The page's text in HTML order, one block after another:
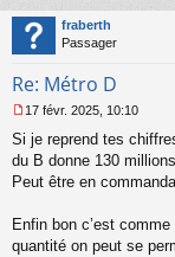
fraberth
Passager
Re: Métro D
e
s
s
e
n
17 févr. 2025, 10:10
Si je reprend tes
du B donne 130
Peut être en
Enfin bon c’est
quantité on peut se